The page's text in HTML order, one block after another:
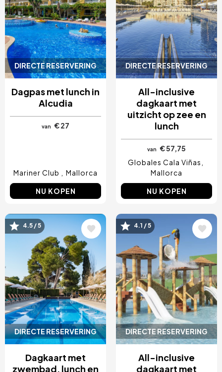
DIRECTE RESERVERING
Dagpas met lunch in
Alcudia
van € 27
Mariner Club Mallorca
NU KOPEN
DIRECTE RESERVERING
All-inclusive
dagkaart met
uitzicht op zee en
lunch
van
€ 57,75
Globales Cala Viñas
Mallorca
NU KOPEN
DIRECTE RESERVERING
Afbeelding
4.5 / 5
Dagkaart met
zwembad, lunch en
DIRECTE RESERVERING
Afbeelding
4.1 / 5
All-inclusive
dagkaart met